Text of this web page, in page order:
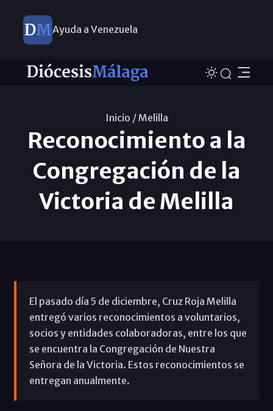
Ayuda a Venezuela
Inicio /Melilla
Reconocimiento a la
Congregación de la
Victoria de Melilla
El pasado día 5 de diciembre, Cruz Roja Melilla
entregó varios reconocimientos a voluntarios,
socios y entidades colaboradoras, entre los que
se encuentra la Congregación de Nuestra
Señora de la Victoria. Estos reconocimientos se
entregan anualmente.